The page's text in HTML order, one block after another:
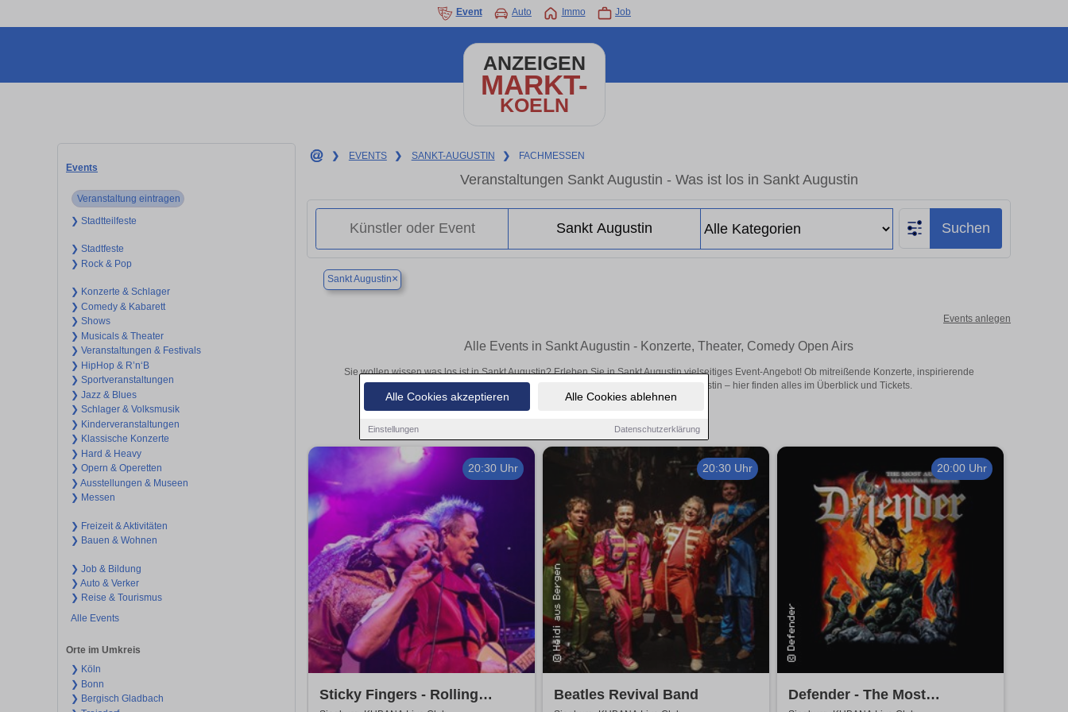
Alle Cookies akzeptieren Alle Cookies ablehnen
Einstellungen Datenschutzerklärung
Event Auto Immo Job
ANZEIGEN
MARKT-
KOELN
Events
Veranstaltung eintragen
❯ Stadtteilfeste
❯ Stadtfeste
❯ Rock & Pop
❯ Konzerte & Schlager
❯ Comedy & Kabarett
❯ Shows
❯ Musicals & Theater
❯ Veranstaltungen & Festivals
❯ HipHop & R’n‘B
❯ Sportveranstaltungen
❯ Jazz & Blues
❯ Schlager & Volksmusik
❯ Kinderveranstaltungen
❯ Klassische Konzerte
❯ Hard & Heavy
❯ Opern & Operetten
❯ Ausstellungen & Museen
❯ Messen
❯ Freizeit & Aktivitäten
❯ Bauen & Wohnen
❯ Job & Bildung
❯ Auto & Verker
❯ Reise & Tourismus
Alle Events
Orte im Umkreis
❯ Köln
❯ Bonn
❯ Bergisch Gladbach
❯ EVENTS ❯ SANKT-AUGUSTIN ❯ FACHMESSEN
Veranstaltungen Sankt Augustin - Was ist los in Sankt Augustin
Suchen
Sankt Augustin×
Events anlegen
Alle Events in Sankt Augustin - Konzerte, Theater, Comedy Open Airs
Sie wollen wissen was los ist in Sankt Augustin? Erleben Sie in Sankt Augustin vielseitiges Event-Angebot! Ob mitreißende Konzerte, inspirierende
Theateraufführungen oder aufregende Veranstaltungen in Sankt Augustin – hier finden alles im Überblick und Tickets.
20:30 Uhr
Sticky Fingers - Rolling
20:30 Uhr
Beatles Revival Band
20:00 Uhr
Defender - The Most